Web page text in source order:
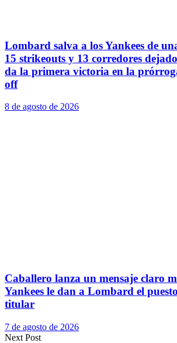
Lombard salva a los Yankees de
15 strikeouts y 13 corredores
da la primera victoria en la
off
8 de agosto de 2026
Caballero lanza un mensaje claro
Yankees le dan a Lombard el
titular
7 de agosto de 2026
Next Post